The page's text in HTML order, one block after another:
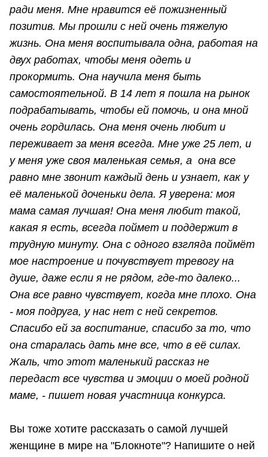
ради меня. Мне нравится её пожизненный
позитив. Мы прошли с ней очень тяжелую
жизнь. Она меня воспитывала одна, работая на
двух работах, чтобы меня одеть и
прокормить. Она научила меня быть
самостоятельной. В 14 лет я пошла на рынок
подрабатывать, чтобы ей помочь, и она мной
очень гордилась. Она меня очень любит и
переживает за меня всегда. Мне уже 25 лет, и
у меня уже своя маленькая семья, а она все
равно мне звонит каждый день и узнает, как у
её маленькой доченьки дела. Я уверена: моя
мама самая лучшая! Она меня любит такой,
какая я есть, всегда поймет и поддержит в
трудную минуту. Она с одного взгляда поймёт
мое настроение и почувствует тревогу на
душе, даже если я не рядом, где-то далеко...
Она все равно чувствует, когда мне плохо. Она
- моя подруга, у нас нет с ней секретов.
Спасибо ей за воспитание, спасибо за то, что
она старалась дать мне все, что в её силах.
Жаль, что этот маленький рассказ не
передаст все чувства и эмоции о моей родной
маме, - пишет новая участница конкурса.
Вы тоже хотите рассказать о самой лучшей
женщине в мире на "Блокноте"? Напишите о ней